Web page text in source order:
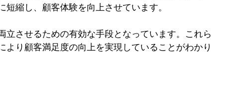
縮し、顧客体験を向上させています。
立させるための有効な手段となっています。これら
より顧客満足度の向上を実現していることがわかり